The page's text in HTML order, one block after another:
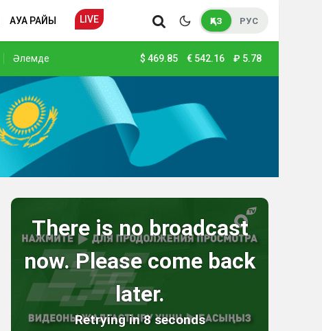
АУА РАЙЫ LIVE ҚАЗ РУС
Әлемде $ 469.85 € 542.16 ₽ 5.78